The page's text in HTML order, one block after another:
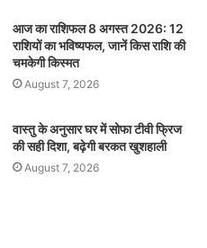
आज का राशिफल 8 अगस्त 2026: 12
राशियों का भविष्यफल, जानें किस राशि की
चमकेगी किस्मत
August 7, 2026
वास्तु के अनुसार घर में सोफा टीवी फ्रिज
की सही दिशा, बढ़ेगी बरकत खुशहाली
August 7, 2026